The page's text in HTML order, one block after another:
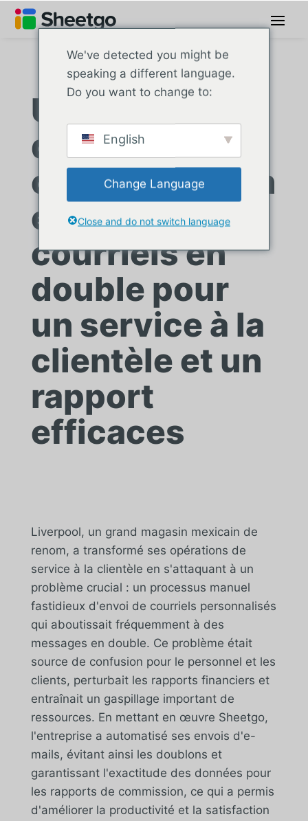
Un détaillant
de biens de
consommation
élimine les
courriels en
double pour
un service à la
clientèle et un
rapport
efficaces
Liverpool, un grand magasin mexicain de
renom, a transformé ses opérations de
service à la clientèle en s'attaquant à un
problème crucial : un processus manuel
fastidieux d'envoi de courriels personnalisés
qui aboutissait fréquemment à des
messages en double. Ce problème était
source de confusion pour le personnel et les
clients, perturbait les rapports financiers et
entraînait un gaspillage important de
ressources. En mettant en œuvre Sheetgo,
l'entreprise a automatisé ses envois d'e-
mails, évitant ainsi les doublons et
garantissant l'exactitude des données pour
les rapports de commission, ce qui a permis
d'améliorer la productivité et la satisfaction
We've detected you might be
speaking a different language.
Do you want to change to:
English
Change Language
Close and do not switch language